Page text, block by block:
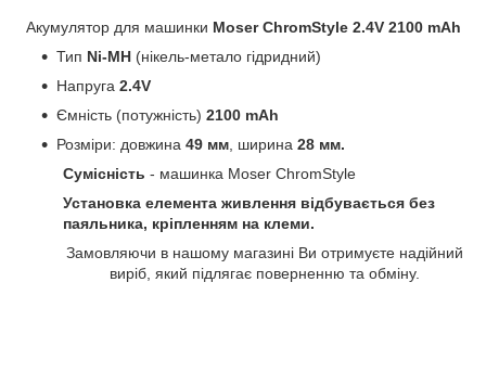
Акумулятор для машинки Moser ChromStyle 2.4V 2100 mAh
Тип Ni-MH (нікель-метало гідридний)
Напруга 2.4V
Ємність (потужність) 2100 mAh
Розміри: довжина 49 мм , ширина 28 мм.
Сумісність - машинка Moser ChromStyle
Установка елемента живлення відбувається без
паяльника, кріпленням на клеми.
Замовляючи в нашому магазині Ви отримуєте надійний
виріб, який підлягає поверненню та обміну.